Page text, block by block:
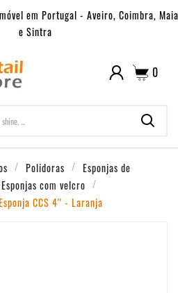
em Portugal - Aveiro, Coimbra, Maia
e Sintra
0
Polidoras
Esponjas de
Esponjas com velcro
CCS 4'' - Laranja